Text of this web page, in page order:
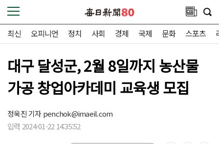
최신 오피니언 정치 사회 경제 국제 문화 스포츠
대구 달성군, 2월 8일까지 농산물
가공 창업아카데미 교육생 모집
정욱진 기자penchok@imaeil.com
입력 2024-01-22 14:35:52